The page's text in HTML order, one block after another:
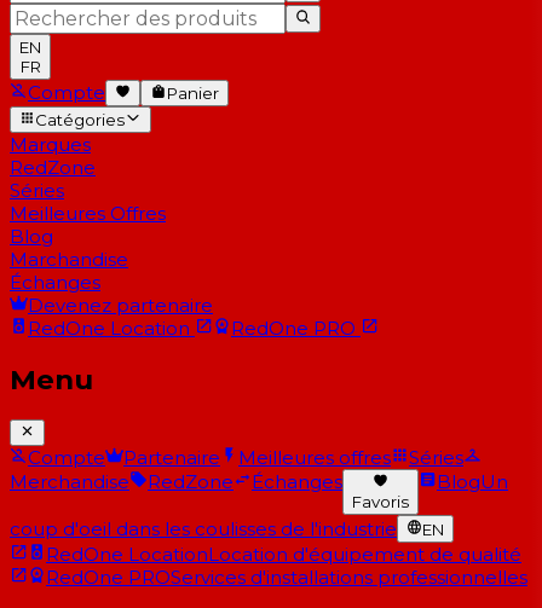
EN
FR
Compte
Panier
Catégories
Marques
RedZone
Séries
Meilleures Offres
Blog
Marchandise
Échanges
Devenez partenaire
RedOne Location RedOne PRO
Menu
Compte Partenaire Meilleures offres
Séries
Merchandise
RedZone Échanges
Favoris
BlogUn
coup d'oeil dans les coulisses de l'industrie EN
RedOne LocationLocation d'équipement de qualité
RedOne PROServices d'installations professionnelles